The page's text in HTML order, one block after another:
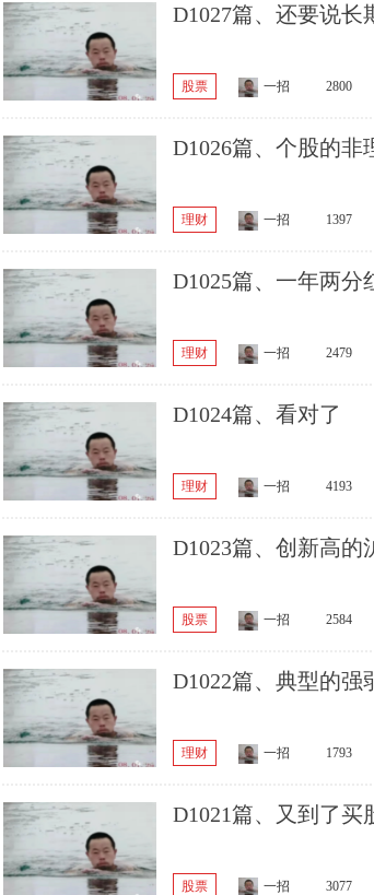
D1027篇、还要说长
股票 一招 2800
D1026篇、个股的非
理财 一招 1397
D1025篇、一年两分
理财 一招 2479
D1024篇、看对了
理财 一招 4193
D1023篇、创新高的
股票 一招 2584
D1022篇、典型的强
理财 一招 1793
D1021篇、又到了买
股票 一招 3077